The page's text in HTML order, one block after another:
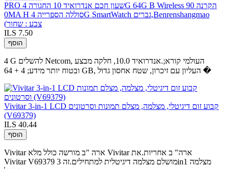
PRO שעון חכם אנדרואיד 10 החגורה 4G 64G B Wireless הקרנה 90
0MA H סוללה הספרייה 4G SmartWatch גברים,Benrenshangmao
(צבע : שחור
ILS 7.50
הוסף
4 G להשלים Netcom, העולמי קורא;.אנדרואיד 10.0, חלקה מבצע
ובטוח יותר מידע; 4 + 64 GB, העליון עם זיכרון, שטח אחסון גדול �
Vivitar 3-in-1 LCD קבוע זום דיגיטלי, מצלמה, מצלם תמונות וסרטונים
(V69379)
ILS 40.44
הוסף
Vivitar ארה "ב מורשה כולל מלא Vivitar ארה" ב אחריות.את
Vivitar V69379 מושלם מצלמה דיגיטלית למתחילים.זה 3in1 מצלמה